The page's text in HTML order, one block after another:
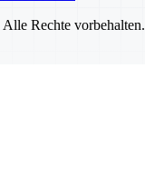
Rechte vorbehalten.